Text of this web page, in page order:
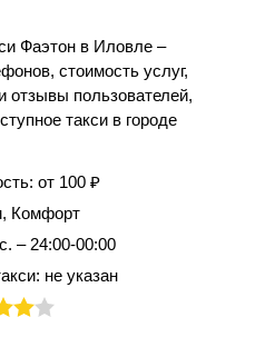
Фаэтон в Иловле –
стоимость услуг,
отзывы пользователей,
такси в городе
от 100 ₽
Комфорт
– 24:00-00:00
не указан